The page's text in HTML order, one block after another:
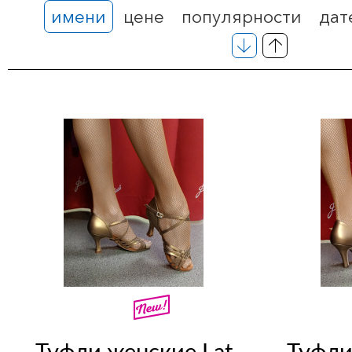
имени
цене популярности